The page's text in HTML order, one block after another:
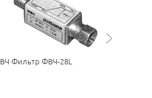
ВЧ Фильтр ФВЧ-28L